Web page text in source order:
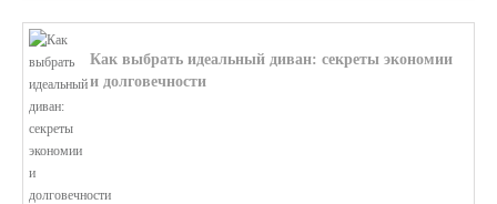
Как выбрать идеальный диван: секреты экономии
и долговечности